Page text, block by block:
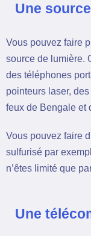
Une
Vous pouvez faire
source de lumière.
des téléphones
pointeurs laser, des
feux de Bengale et
Vous pouvez faire
sulfurisé par
n’êtes limité que
Une